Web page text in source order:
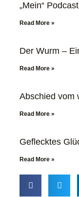
„Mein“
Read More »
Der Wurm –
Read More »
Abschied vom
Read More »
Geflecktes
Read More »